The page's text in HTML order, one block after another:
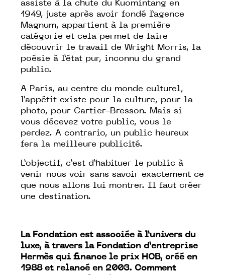
assiste à la chute du Kuomintang en
1949, juste après avoir fondé l’agence
Magnum, appartient à la première
catégorie et cela permet de faire
découvrir le travail de Wright Morris, la
poésie à l’état pur, inconnu du grand
public.
A Paris, au centre du monde culturel,
l’appétit existe pour la culture, pour la
photo, pour Cartier-Bresson. Mais si
vous décevez votre public, vous le
perdez. A contrario, un public heureux
fera la meilleure publicité.
L’objectif, c’est d’habituer le public à
venir nous voir sans savoir exactement ce
que nous allons lui montrer. Il faut créer
une destination.
La Fondation est associée à l’univers du
luxe, à travers la Fondation d’entreprise
Hermès qui finance le prix HCB, créé en
1988 et relancé en 2003. Comment